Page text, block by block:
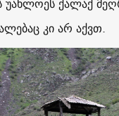
კი არ აქვთ.